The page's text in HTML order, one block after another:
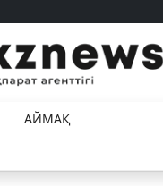
АЙМАҚ